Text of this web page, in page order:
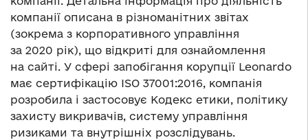
компанії описана в різноманітних звітах
(зокрема з корпоративного управління
за 2020 рік), що відкриті для ознайомлення
на сайті. У сфері запобігання корупції Leonardo
має сертифікацію ISO 37001:2016, компанія
розробила і застосовує Кодекс етики, політику
захисту викривачів, систему управління
ризиками та внутрішніх розслідувань.